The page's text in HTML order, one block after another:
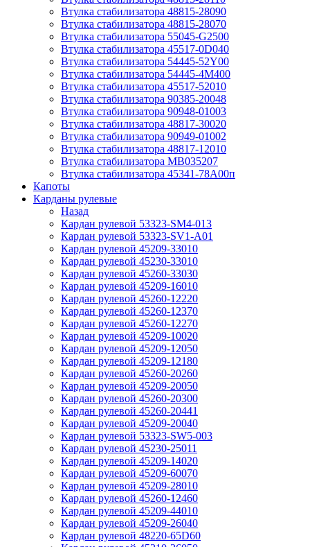
Втулка стабилизатора 48815-28090
Втулка стабилизатора 48815-28070
Втулка стабилизатора 55045-G2500
Втулка стабилизатора 45517-0D040
Втулка стабилизатора 54445-52Y00
Втулка стабилизатора 54445-4M400
Втулка стабилизатора 45517-52010
Втулка стабилизатора 90385-20048
Втулка стабилизатора 90948-01003
Втулка стабилизатора 48817-30020
Втулка стабилизатора 90949-01002
Втулка стабилизатора 48817-12010
Втулка стабилизатора MB035207
Втулка стабилизатора 45341-78A00п
Капоты
Карданы рулевые
Назад
Кардан рулевой 53323-SM4-013
Кардан рулевой 53323-SV1-A01
Кардан рулевой 45209-33010
Кардан рулевой 45230-33010
Кардан рулевой 45260-33030
Кардан рулевой 45209-16010
Кардан рулевой 45260-12220
Кардан рулевой 45260-12370
Кардан рулевой 45260-12270
Кардан рулевой 45209-10020
Кардан рулевой 45209-12050
Кардан рулевой 45209-12180
Кардан рулевой 45260-20260
Кардан рулевой 45209-20050
Кардан рулевой 45260-20300
Кардан рулевой 45260-20441
Кардан рулевой 45209-20040
Кардан рулевой 53323-SW5-003
Кардан рулевой 45230-25011
Кардан рулевой 45209-14020
Кардан рулевой 45209-60070
Кардан рулевой 45209-28010
Кардан рулевой 45260-12460
Кардан рулевой 45209-44010
Кардан рулевой 45209-26040
Кардан рулевой 48220-65D60